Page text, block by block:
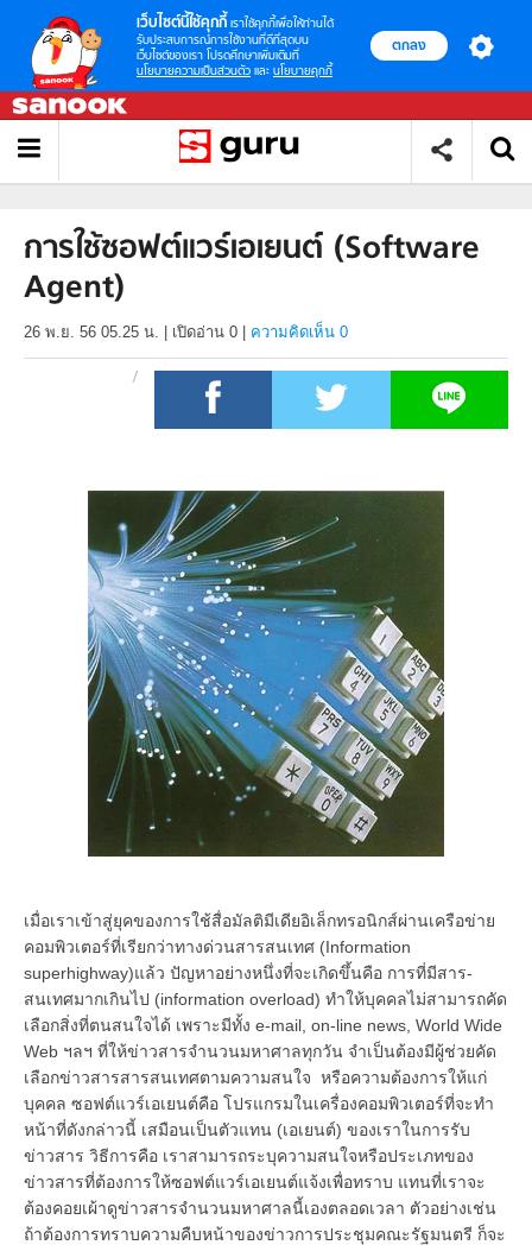
เว็บไซต์นี้ใช้คุกกี้ เราใช้คุกกี้เพื่อให้ท่านได้
รับประสบการณ์การใช้งานที่ดีที่สุดบน
เว็บไซต์ของเรา โปรดศึกษาเพิ่มเติมที่
นโยบายความเป็นส่วนตัว และ นโยบายคุกกี้
ตกลง
การใช้ซอฟต์แวร์เอเยนต์ (Software
Agent)
26 พ.ย. 56 05.25 น. เปิดอ่าน 0 ความคิดเห็น 0
เมื่อเราเข้าสู่ยุคของการใช้สื่อมัลติมีเดียอิเล็กทรอนิกส์ผ่านเครือข่าย
คอมพิวเตอร์ที่เรียกว่าทางด่วนสารสนเทศ (Information
superhighway)แล้ว ปัญหาอย่างหนึ่งที่จะเกิดขึ้นคือ การที่มีสาร-
สนเทศมากเกินไป (information overload) ทำให้บุคคลไม่สามารถคัด
เลือกสิ่งที่ตนสนใจได้ เพราะมีทั้ง e-mail, on-line news, World Wide
Web ฯลฯ ที่ให้ข่าวสารจำนวนมหาศาลทุกวัน จำเป็นต้องมีผู้ช่วยคัด
เลือกข่าวสารสารสนเทศตามความสนใจ หรือความต้องการให้แก่
บุคคล ซอฟต์แวร์เอเยนต์คือ โปรแกรมในเครื่องคอมพิวเตอร์ที่จะทำ
หน้าที่ดังกล่าวนี้ เสมือนเป็นตัวแทน (เอเยนต์) ของเราในการรับ
ข่าวสาร วิธีการคือ เราสามารถระบุความสนใจหรือประเภทของ
ข่าวสารที่ต้องการให้ซอฟต์แวร์เอเยนต์แจ้งเพื่อทราบ แทนที่เราจะ
ต้องคอยเผ้าดูข่าวสารจำนวนมหาศาลนี้เองตลอดเวลา ตัวอย่างเช่น
ถ้าต้องการทราบความคืบหน้าของข่าวการประชุมคณะรัฐมนตรี ก็จะ